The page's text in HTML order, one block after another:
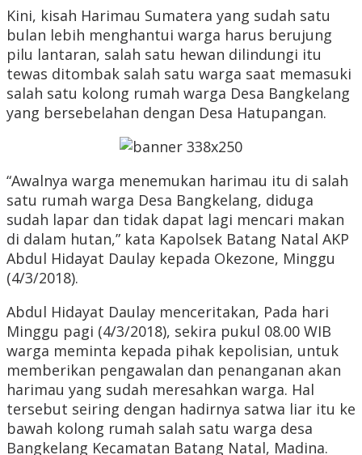
Kini, kisah Harimau Sumatera yang sudah satu
bulan lebih menghantui warga harus berujung
pilu lantaran, salah satu hewan dilindungi itu
tewas ditombak salah satu warga saat memasuki
salah satu kolong rumah warga Desa Bangkelang
yang bersebelahan dengan Desa Hatupangan.
“Awalnya warga menemukan harimau itu di salah
satu rumah warga Desa Bangkelang, diduga
sudah lapar dan tidak dapat lagi mencari makan
di dalam hutan,” kata Kapolsek Batang Natal AKP
Abdul Hidayat Daulay kepada Okezone, Minggu
(4/3/2018).
Abdul Hidayat Daulay menceritakan, Pada hari
Minggu pagi (4/3/2018), sekira pukul 08.00 WIB
warga meminta kepada pihak kepolisian, untuk
memberikan pengawalan dan penanganan akan
harimau yang sudah meresahkan warga. Hal
tersebut seiring dengan hadirnya satwa liar itu ke
bawah kolong rumah salah satu warga desa
Bangkelang Kecamatan Batang Natal, Madina.